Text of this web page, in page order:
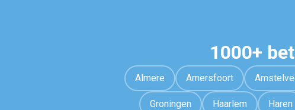
1000+
Almere Amersfoort
Groningen Haarlem Haren